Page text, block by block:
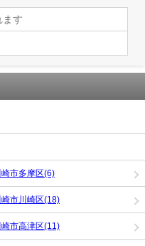
す
崎市多摩区(6)
崎市川崎区(18)
崎市高津区(11)